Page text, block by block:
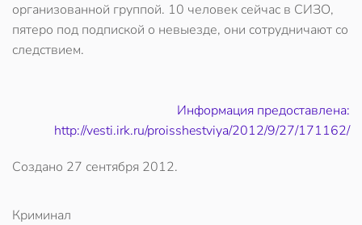
организованной группой. 10 человек сейчас в СИЗО,
пятеро под подпиской о невыезде, они сотрудничают со
следствием.
Информация предоставлена:
http://vesti.irk.ru/proisshestviya/2012/9/27/171162/
Создано 27 сентября 2012.
Криминал